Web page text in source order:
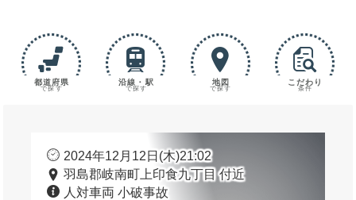
都道府県
で探す
沿線・駅
で探す
地図
で探す
こだわり
条件
2024年12月12日(木)21:02
羽島郡岐南町上印食九丁目 付近
人対車両 小破事故